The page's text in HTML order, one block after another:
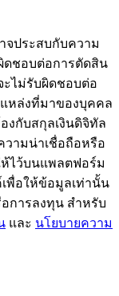
จประสบกับความ
ดชอบต่อการตัดสิน
ะไม่รับผิดชอบต่อ
หล่งที่มาของบุคคล
งกับสกุลเงินดิจิทัล
วามน่าเชื่อถือหรือ
ไว้บนแพลตฟอร์ม
พื่อให้ข้อมูลเท่านั้น
การลงทุน สำหรับ
และ นโยบายความ